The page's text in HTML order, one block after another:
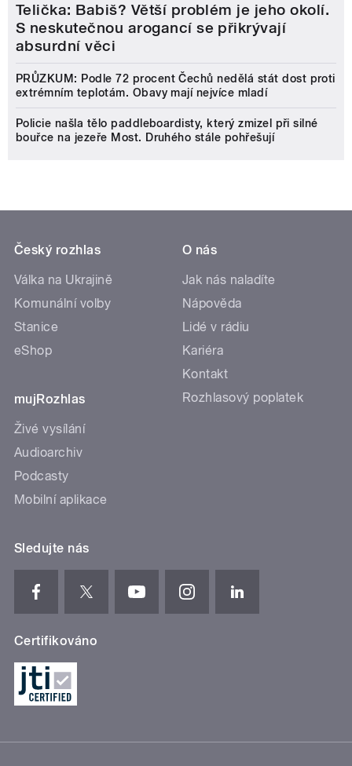
Telička: Babiš? Větší problém je jeho okolí.
S neskutečnou arogancí se přikrývají
absurdní věci
PRŮZKUM: Podle 72 procent Čechů nedělá stát dost proti
extrémním teplotám. Obavy mají nejvíce mladí
Policie našla tělo paddleboardisty, který zmizel při silné
bouřce na jezeře Most. Druhého stále pohřešují
Český rozhlas
Válka na Ukrajině
Komunální volby
Stanice
eShop
mujRozhlas
Živé vysílání
Audioarchiv
Podcasty
Mobilní aplikace
O nás
Jak nás naladíte
Nápověda
Lidé v rádiu
Kariéra
Kontakt
Rozhlasový poplatek
Sledujte nás
Certifikováno